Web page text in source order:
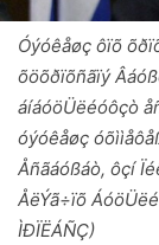
Óýóêåøç ôïõ
õöõðïõñãïý
áíáóöÜëéóôçò
óýóêåøç
Åñãáóßáò, ôçí
ÅëÝã÷ïõ
ÌÐÏËÁÑÇ)